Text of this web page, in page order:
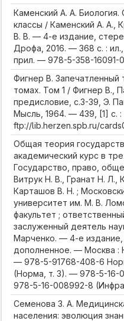
Каменский А. А. Биология.
классы / Каменский А. А.,
В. В. — 4-е издание,
Дрофа, 2016. — 368 с. :
прил. — 978-5-358-16091-0
Фигнер В. Запечатленный
томах. Том 1 / Фигнер В.,
предисловие, с.3-39, Э.
Мысль, 1964. — 439, [1] c. :
ftp://lib.herzen.spb.ru/
Общая теория
академический курс в
Государство, право,
Витрук Н. В., Гранат Н. Л.,
Карташов В. Н. ;
университет им. М. В.
факультет ;
заслуженный деятель
Марченко. — 4-е
дополненное. — Москва :
— 978-5-91768-408-6
(Норма, т. 3). — 978-5-
978-5-16-008992-8
Семенова З. А.
населения: эволюция